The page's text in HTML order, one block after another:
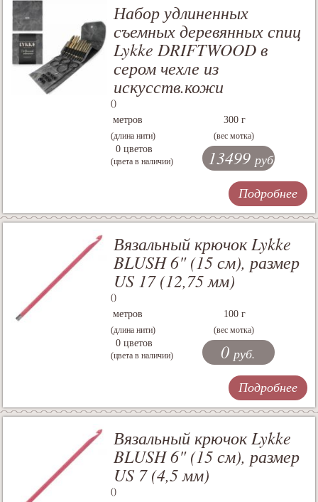
Набор удлиненных
съемных деревянных спиц
Lykke DRIFTWOOD в
сером чехле из
искусств.кожи
()
метров
(длина нити)
300 г
(вес мотка)
0 цветов
(цвета в наличии) 13499 руб.
Подробнее
Вязальный крючок Lykke
BLUSH 6" (15 см), размер
US 17 (12,75 мм)
()
метров
(длина нити)
100 г
(вес мотка)
0 цветов
(цвета в наличии) 0 руб.
Подробнее
Вязальный крючок Lykke
BLUSH 6" (15 см), размер
US 7 (4,5 мм)
()